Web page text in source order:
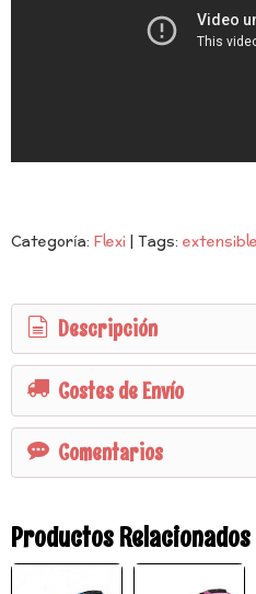
Categoría: Flexi | Tags: extensible
Descripción
Costes de Envío
Comentarios
Productos Relacionados